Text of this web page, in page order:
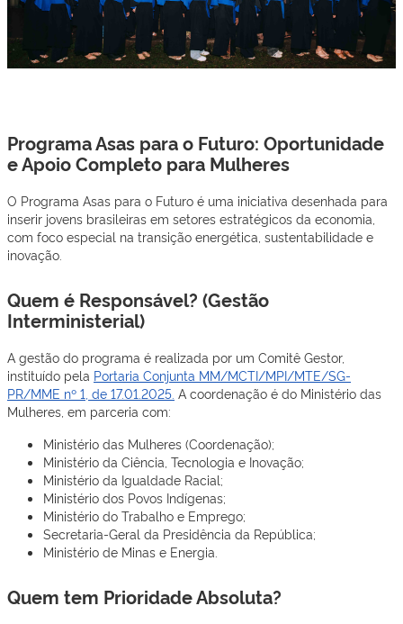
Programa Asas para o Futuro: Oportunidade
e Apoio Completo para Mulheres
O Programa Asas para o Futuro é uma iniciativa desenhada para
inserir jovens brasileiras em setores estratégicos da economia,
com foco especial na transição energética, sustentabilidade e
inovação.
Quem é Responsável? (Gestão
Interministerial)
A gestão do programa é realizada por um Comitê Gestor,
instituído pela Portaria Conjunta MM/MCTI/MPI/MTE/SG-
PR/MME nº 1, de 17.01.2025. A coordenação é do Ministério das
Mulheres, em parceria com:
Ministério das Mulheres (Coordenação);
Ministério da Ciência, Tecnologia e Inovação;
Ministério da Igualdade Racial;
Ministério dos Povos Indígenas;
Ministério do Trabalho e Emprego;
Secretaria-Geral da Presidência da República;
Ministério de Minas e Energia.
Quem tem Prioridade Absoluta?